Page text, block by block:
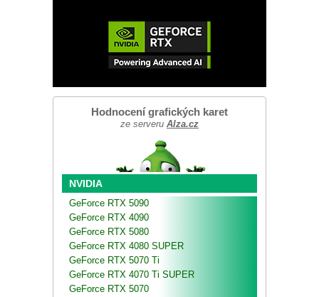
Hodnocení grafických karet
ze serveru Alza.cz
NVIDIA
GeForce RTX 5090
GeForce RTX 4090
GeForce RTX 5080
GeForce RTX 4080 SUPER
GeForce RTX 5070 Ti
GeForce RTX 4070 Ti SUPER
GeForce RTX 5070